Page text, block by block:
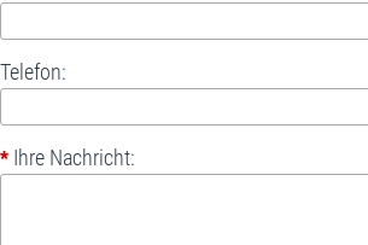
Telefon:
* Ihre Nachricht: